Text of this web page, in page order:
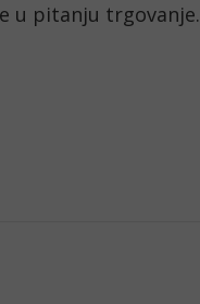
u pitanju trgovanje.